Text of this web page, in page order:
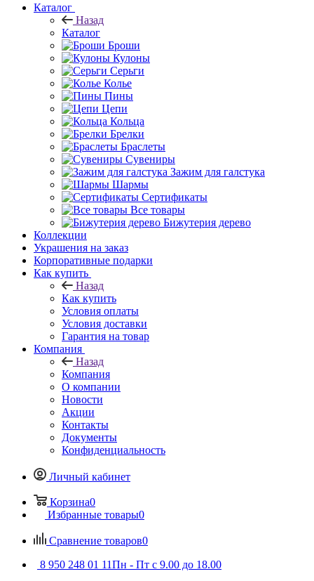
Каталог
Назад
Каталог
Броши
Кулоны
Серьги
Колье
Пины
Цепи
Кольца
Брелки
Браслеты
Сувениры
Зажим для галстука
Шармы
Сертификаты
Все товары
Бижутерия дерево
Коллекции
Украшения на заказ
Корпоративные подарки
Как купить
Назад
Как купить
Условия оплаты
Условия доставки
Гарантия на товар
Компания
Назад
Компания
О компании
Новости
Акции
Контакты
Документы
Конфиденциальность
Личный кабинет
Корзина0
Избранные товары0
Сравнение товаров0
8 950 248 01 11Пн - Пт с 9.00 до 18.00